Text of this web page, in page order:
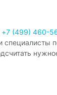
+7 (499) 460-
специалисты